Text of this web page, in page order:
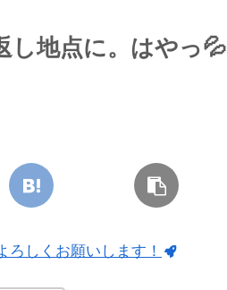
し地点に。はやっ💦
ろしくお願いします！